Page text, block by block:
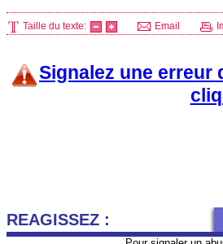
Taille du texte: Email
Signalez une erreur
REAGISSEZ :